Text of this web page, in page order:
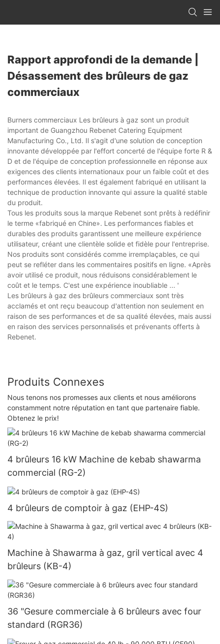
Rapport approfondi de la demande |
Désassement des brûleurs de gaz
commerciaux
Burners commerciaux Les brûleurs à gaz sont un produit
important de Guangzhou Rebenet Catering Equipment
Manufacturing Co., Ltd. Il s'agit d'une solution de conception
innovante développée par l'effort concerté de l'équipe forte R &
D et de l'équipe de conception professionnelle en réponse aux
exigences des clients internationaux pour un faible coût et des
performances élevées. Il est également fabriqué en utilisant la
technique de production innovante qui assure la qualité stable
du produit.
Tous les produits sous la marque Rebenet sont prêts à redéfinir
le terme «fabriqué en Chine». Les performances fiables et
durables des produits garantissent une meilleure expérience
utilisateur, créant une clientèle solide et fidèle pour l'entreprise.
Nos produits sont considérés comme irremplaçables, ce qui
peut se refléter dans les commentaires positifs en ligne. «Après
avoir utilisé ce produit, nous réduisons considérablement le
coût et le temps. C'est une expérience inoubliable ... '
Les brûleurs à gaz des brûleurs commerciaux sont très
acclamés et ont reçu beaucoup d'attention non seulement en
raison de ses performances et de sa qualité élevées, mais aussi
en raison des services personnalisés et prévenants offerts à
Rebenet.
Produits Connexes
Nous tenons nos promesses aux clients et nous améliorons
constamment notre réputation en tant que partenaire fiable.
Obtenez le prix!
4 brûleurs 16 kW Machine de kebab shawarma
commercial (RG-2)
4 brûleurs de comptoir à gaz (EHP-4S)
Machine à Shawarma à gaz, gril vertical avec 4
brûleurs (KB-4)
36 "Gesure commerciale à 6 brûleurs avec four
standard (RGR36)